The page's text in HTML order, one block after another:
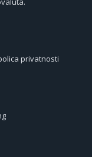
privatnosti